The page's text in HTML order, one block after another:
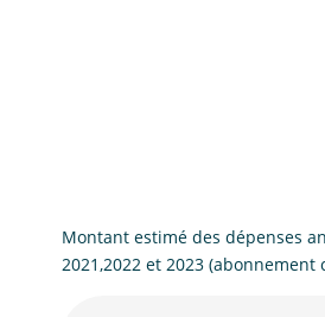
Montant estimé des dépenses
2021,2022 et 2023 (abonnement